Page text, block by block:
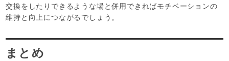
交換をしたりできるような場と併用できればモチベーションの
維持と向上につながるでしょう。
まとめ